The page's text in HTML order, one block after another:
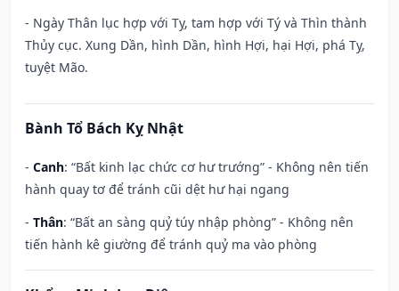
- Ngày Thân lục hợp với Tỵ, tam hợp với Tý và Thìn thành
Thủy cục. Xung Dần, hình Dần, hình Hợi, hại Hợi, phá Tỵ,
tuyệt Mão.
Bành Tổ Bách Kỵ Nhật
- Canh: “Bất kinh lạc chức cơ hư trướng” - Không nên tiến
hành quay tơ để tránh cũi dệt hư hại ngang
- Thân: “Bất an sàng quỷ túy nhập phòng” - Không nên
tiến hành kê giường để tránh quỷ ma vào phòng